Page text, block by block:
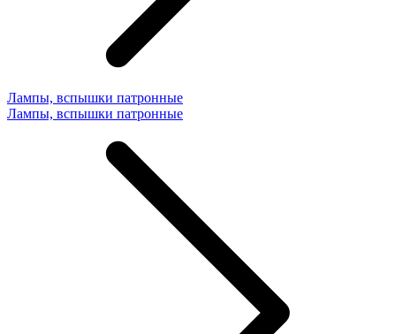
Лампы, вспышки патронные
Лампы, вспышки патронные